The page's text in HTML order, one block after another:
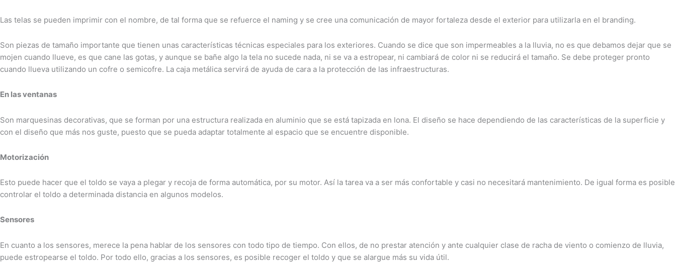
Las telas se pueden imprimir con el nombre, de tal forma que se refuerce el naming y se cree una comunicación de mayor fortaleza desde el exterior para utilizarla en el branding.
Son piezas de tamaño importante que tienen unas características técnicas especiales para los exteriores. Cuando se dice que son impermeables a la lluvia, no es que debamos dejar que se
mojen cuando llueve, es que cane las gotas, y aunque se bañe algo la tela no sucede nada, ni se va a estropear, ni cambiará de color ni se reducirá el tamaño. Se debe proteger pronto
cuando llueva utilizando un cofre o semicofre. La caja metálica servirá de ayuda de cara a la protección de las infraestructuras.
En las ventanas
Son marquesinas decorativas, que se forman por una estructura realizada en aluminio que se está tapizada en lona. El diseño se hace dependiendo de las características de la superficie y
con el diseño que más nos guste, puesto que se pueda adaptar totalmente al espacio que se encuentre disponible.
Motorización
Esto puede hacer que el toldo se vaya a plegar y recoja de forma automática, por su motor. Así la tarea va a ser más confortable y casi no necesitará mantenimiento. De igual forma es posible
controlar el toldo a determinada distancia en algunos modelos.
Sensores
En cuanto a los sensores, merece la pena hablar de los sensores con todo tipo de tiempo. Con ellos, de no prestar atención y ante cualquier clase de racha de viento o comienzo de lluvia,
puede estropearse el toldo. Por todo ello, gracias a los sensores, es posible recoger el toldo y que se alargue más su vida útil.